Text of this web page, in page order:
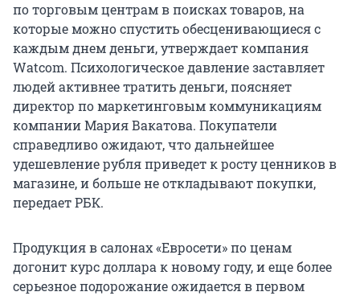
по торговым центрам в поисках товаров, на
которые можно спустить обесценивающиеся с
каждым днем деньги, утверждает компания
Watcom. Психологическое давление заставляет
людей активнее тратить деньги, поясняет
директор по маркетинговым коммуникациям
компании Мария Вакатова. Покупатели
справедливо ожидают, что дальнейшее
удешевление рубля приведет к росту ценников в
магазине, и больше не откладывают покупки,
передает РБК.
Продукция в салонах «Евросети» по ценам
догонит курс доллара к новому году, и еще более
серьезное подорожание ожидается в первом